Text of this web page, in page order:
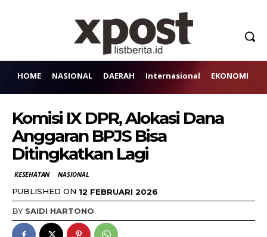
HOME NASIONAL DAERAH Internasional EKONOMI
Komisi IX DPR, Alokasi Dana
Anggaran BPJS Bisa
Ditingkatkan Lagi
KESEHATAN NASIONAL
PUBLISHED ON 12 FEBRUARI 2026
BY SAIDI HARTONO